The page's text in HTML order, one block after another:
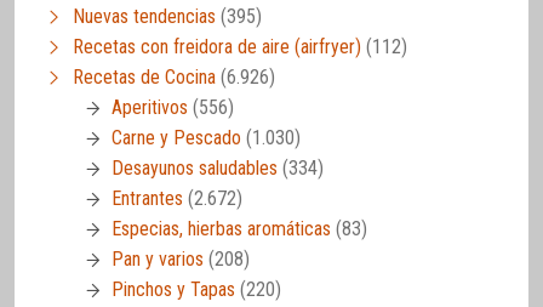
Nuevas tendencias (395)
Recetas con freidora de aire (airfryer) (112)
Recetas de Cocina (6.926)
Aperitivos (556)
Carne y Pescado (1.030)
Desayunos saludables (334)
Entrantes (2.672)
Especias, hierbas aromáticas (83)
Pan y varios (208)
Pinchos y Tapas (220)